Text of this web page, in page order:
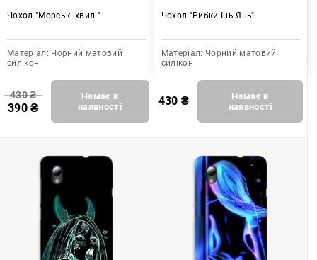
Чохол "Морські хвилі"
Матеріал: Чорний матовий
силікон
430₴
390₴
Немає в
наявності
Чохол "Рибки Інь Янь"
Матеріал: Чорний матовий
силікон
430 ₴
Немає в
наявності